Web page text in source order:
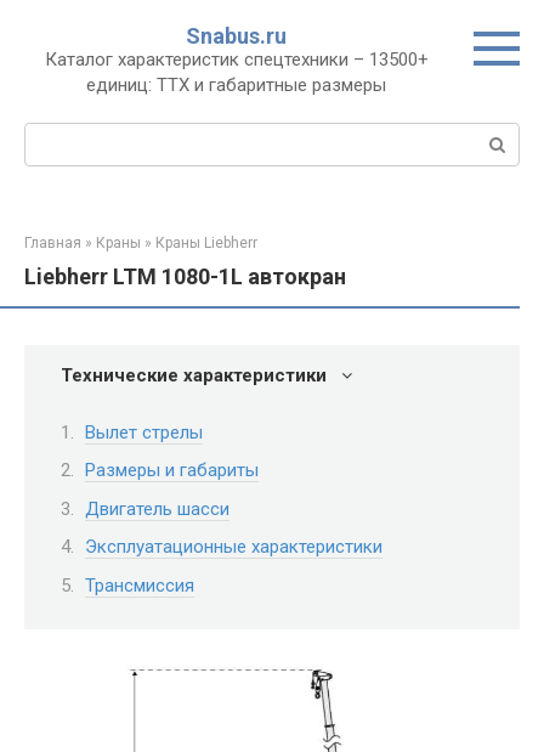
контенту
Snabus.ru
Каталог характеристик спецтехники – 13500+
единиц: ТТХ и габаритные размеры
Главная » Краны » Краны Liebherr
Liebherr LTM 1080-1L автокран
Технические характеристики
Вылет стрелы
Размеры и габариты
Двигатель шасси
Эксплуатационные характеристики
Трансмиссия